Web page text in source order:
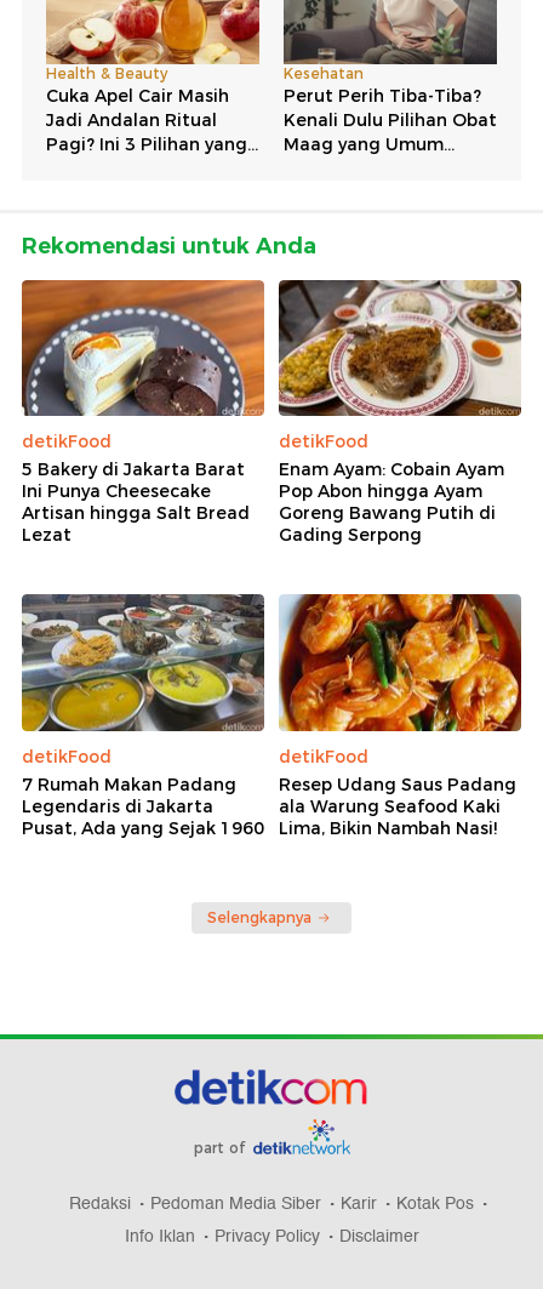
Rekomendasi untuk Anda
detikFood
5 Bakery di Jakarta Barat
Ini Punya Cheesecake
Artisan hingga Salt Bread
Lezat
detikFood
Enam Ayam: Cobain Ayam
Pop Abon hingga Ayam
Goreng Bawang Putih di
Gading Serpong
detikFood
7 Rumah Makan Padang
Legendaris di Jakarta
Pusat, Ada yang Sejak 1960
detikFood
Resep Udang Saus Padang
ala Warung Seafood Kaki
Lima, Bikin Nambah Nasi!
Selengkapnya
part of
Redaksi Pedoman Media Siber Karir
Kotak Pos
Info Iklan
Privacy Policy Disclaimer